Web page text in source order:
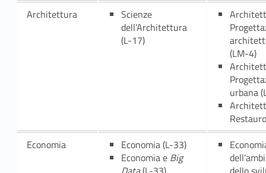
D
s
Architettura
Scienze
dell’Architettura
(L-17)
(LM-4)
urbana
Economia
Economia (L-33)
Economia e Big